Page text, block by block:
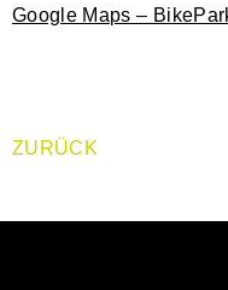
Google Maps –
ZURÜCK